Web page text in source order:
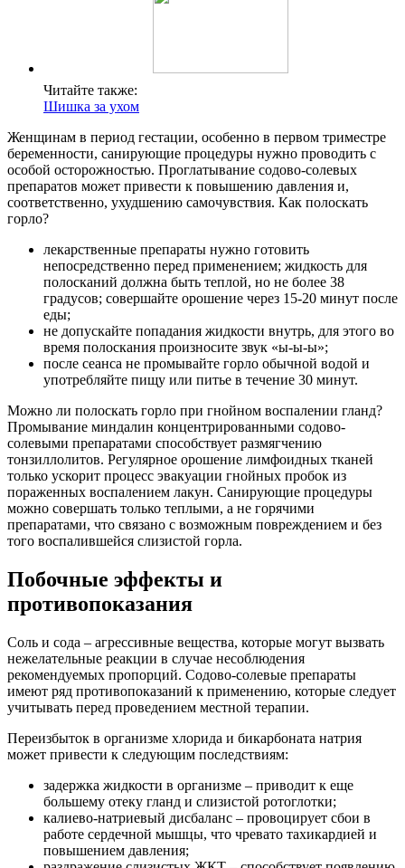
Читайте также:
Шишка за ухом
Женщинам в период гестации, особенно в первом триместре
беременности, санирующие процедуры нужно проводить с
особой осторожностью. Проглатывание содово-солевых
препаратов может привести к повышению давления и,
соответственно, ухудшению самочувствия. Как полоскать
горло?
лекарственные препараты нужно готовить
непосредственно перед применением; жидкость для
полосканий должна быть теплой, но не более 38
градусов; совершайте орошение через 15-20 минут после
еды;
не допускайте попадания жидкости внутрь, для этого во
время полоскания произносите звук «ы-ы-ы»;
после сеанса не промывайте горло обычной водой и
употребляйте пищу или питье в течение 30 минут.
Можно ли полоскать горло при гнойном воспалении гланд?
Промывание миндалин концентрированными содово-
солевыми препаратами способствует размягчению
тонзиллолитов. Регулярное орошение лимфоидных тканей
только ускорит процесс эвакуации гнойных пробок из
пораженных воспалением лакун. Санирующие процедуры
можно совершать только теплыми, а не горячими
препаратами, что связано с возможным повреждением и без
того воспалившейся слизистой горла.
Побочные эффекты и
противопоказания
Соль и сода – агрессивные вещества, которые могут вызвать
нежелательные реакции в случае несоблюдения
рекомендуемых пропорций. Содово-солевые препараты
имеют ряд противопоказаний к применению, которые следует
учитывать перед проведением местной терапии.
Переизбыток в организме хлорида и бикарбоната натрия
может привести к следующим последствиям:
задержка жидкости в организме – приводит к еще
большему отеку гланд и слизистой ротоглотки;
калиево-натриевый дисбаланс – провоцирует сбои в
работе сердечной мышцы, что чревато тахикардией и
повышением давления;